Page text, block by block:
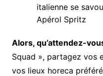
italienne se
Apérol Spritz
Alors, qu’attendez-
Squad », partagez vos
vos lieux horeca